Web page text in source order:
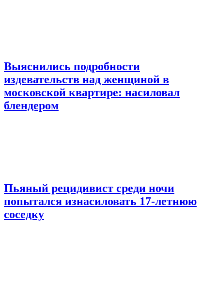
Выяснились подробности
издевательств над женщиной в
московской квартире: насиловал
блендером
Пьяный рецидивист среди ночи
попытался изнасиловать 17-летнюю
соседку